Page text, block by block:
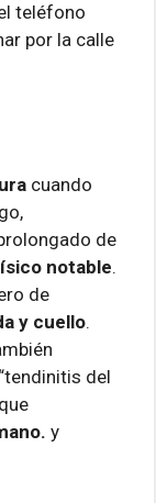
teléfono
por la calle
cuando
de
notable.
de
y cuello.
del
y